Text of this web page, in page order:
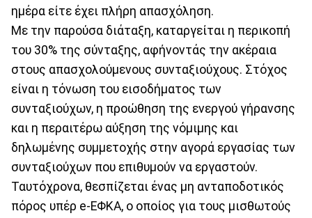
ημέρα είτε έχει πλήρη απασχόληση.
Με την παρούσα διάταξη, καταργείται η περικοπή
του 30% της σύνταξης, αφήνοντάς την ακέραια
στους απασχολούμενους συνταξιούχους. Στόχος
είναι η τόνωση του εισοδήματος των
συνταξιούχων, η προώθηση της ενεργού γήρανσης
και η περαιτέρω αύξηση της νόμιμης και
δηλωμένης συμμετοχής στην αγορά εργασίας των
συνταξιούχων που επιθυμούν να εργαστούν.
Ταυτόχρονα, θεσπίζεται ένας μη ανταποδοτικός
πόρος υπέρ e-ΕΦΚΑ, ο οποίος για τους μισθωτούς